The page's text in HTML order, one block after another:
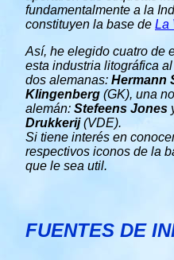
fundamentalmente a la
constituyen la base de La
Así, he elegido cuatro de
esta industria litográfica
dos alemanas: Hermann
Klingenberg (GK), una
alemán: Stefeens Jones
Drukkerij(VDE).
Si tiene interés en
respectivos iconos de la
que le sea util.
FUENTES DE